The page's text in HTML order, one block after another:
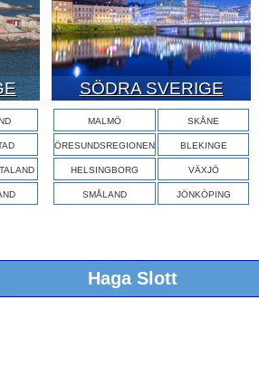
SÖDRA SVERIGE
MALMÖ SKÅNE
ÖRESUNDSREGIONEN BLEKINGE
HELSINGBORG VÄXJÖ
SMÅLAND JÖNKÖPING
Haga Slott